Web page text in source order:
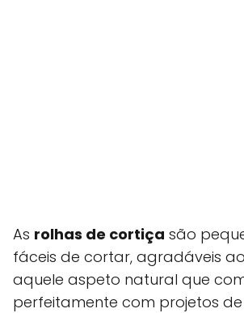
As rolhas de cortiça são
fáceis de cortar, agradáveis
aquele aspeto natural que
perfeitamente com projetos